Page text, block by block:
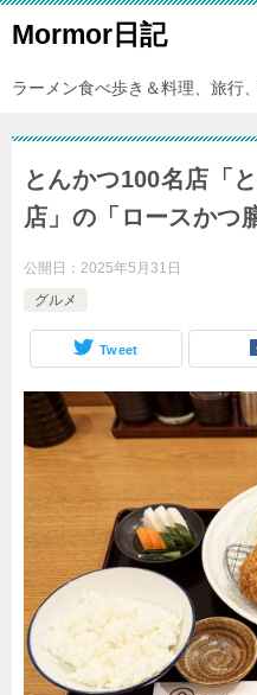
Mormor日記
ラーメン食べ歩き＆料理、旅行
とんかつ100名店「
店」の「ロースかつ
公開日： 2025年5月31日
グルメ
Tweet